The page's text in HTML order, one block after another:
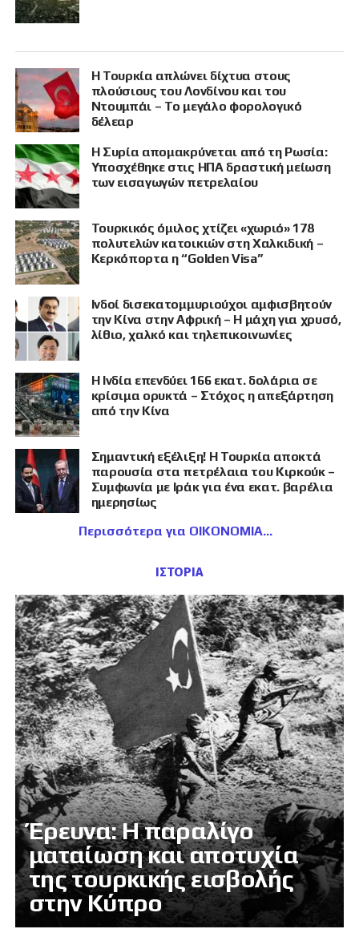
Η Τουρκία απλώνει δίχτυα στους
πλούσιους του Λονδίνου και του
Ντουμπάι – Το μεγάλο φορολογικό
δέλεαρ
Η Συρία απομακρύνεται από τη Ρωσία:
Υποσχέθηκε στις ΗΠΑ δραστική μείωση
των εισαγωγών πετρελαίου
Τουρκικός όμιλος χτίζει «χωριό» 178
πολυτελών κατοικιών στη Χαλκιδική –
Κερκόπορτα η “Golden Visa”
Ινδοί δισεκατομμυριούχοι αμφισβητούν
την Κίνα στην Αφρική – Η μάχη για χρυσό,
λίθιο, χαλκό και τηλεπικοινωνίες
Η Ινδία επενδύει 166 εκατ. δολάρια σε
κρίσιμα ορυκτά – Στόχος η απεξάρτηση
από την Κίνα
Σημαντική εξέλιξη! Η Τουρκία αποκτά
παρουσία στα πετρέλαια του Κιρκούκ –
Συμφωνία με Ιράκ για ένα εκατ. βαρέλια
ημερησίως
Περισσότερα για ΟΙΚΟΝΟΜΙΑ
ΙΣΤΟΡΙΑ
Έρευνα: Η παραλίγο
ματαίωση και αποτυχία
της τουρκικής εισβολής
στην Κύπρο